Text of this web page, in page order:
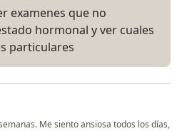
examenes que no
hormonal y ver cuales
particulares
Me siento ansiosa todos los días,